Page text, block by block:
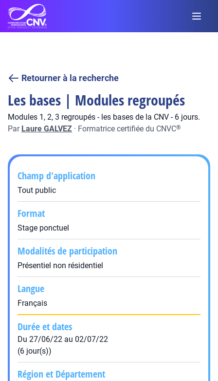
Retourner à la recherche
Les bases | Modules regroupés
Modules 1, 2, 3 regroupés - les bases de la CNV - 6 jours.
Par Laure GALVEZ · Formatrice certifiée du CNVC®
Champ d'application
Tout public
Format
Stage ponctuel
Modalités de participation
Présentiel non résidentiel
Langue
Français
Durée et dates
Du 27/06/22 au 02/07/22
(6 jour(s))
Région et Département